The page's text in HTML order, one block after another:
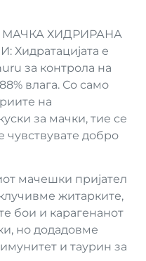
ХИДРИРАНА
е
за контрола на
влага. Со само
на
за мачки, тие се
чувствувате добро
мачешки пријател
житарките,
бои и карагенанот
но додадовме
и таурин за